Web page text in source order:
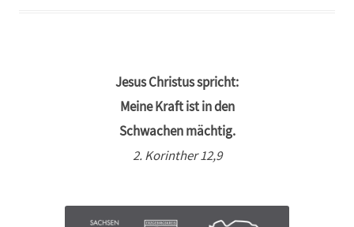
Jesus Christus spricht:
Meine Kraft ist in den
Schwachen mächtig.
2. Korinther 12,9